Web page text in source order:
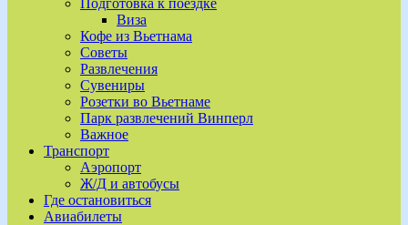
Подготовка к поездке
Виза
Кофе из Вьетнама
Советы
Развлечения
Сувениры
Розетки во Вьетнаме
Парк развлечений Винперл
Важное
Транспорт
Аэропорт
Ж/Д и автобусы
Где остановиться
Авиабилеты